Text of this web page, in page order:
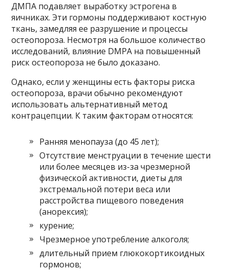
ДМПА подавляет выработку эстрогена в
яичниках. Эти гормоны поддерживают костную
ткань, замедляя ее разрушение и процессы
остеопороза. Несмотря на большое количество
исследований, влияние DMPA на повышенный
риск остеопороза не было доказано.
Однако, если у женщины есть факторы риска
остеопороза, врачи обычно рекомендуют
использовать альтернативный метод
контрацепции. К таким факторам относятся:
Ранняя менопауза (до 45 лет);
Отсутствие менструации в течение шести
или более месяцев из-за чрезмерной
физической активности, диеты для
экстремальной потери веса или
расстройства пищевого поведения
(анорексия);
курение;
Чрезмерное употребление алкоголя;
длительный прием глюкокортикоидных
гормонов;